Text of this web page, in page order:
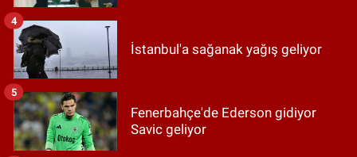
İstanbul'a sağanak yağış geliyor
4
Fenerbahçe'de Ederson gidiyor
Savic geliyor
5